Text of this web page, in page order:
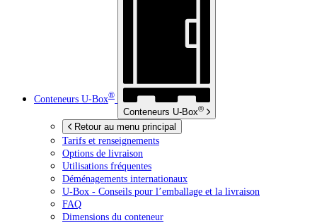
Conteneurs U-Box®
Conteneurs U-Box®
Retour au menu principal
Tarifs et renseignements
Options de livraison
Utilisations fréquentes
Déménagements internationaux
U-Box - Conseils pour l’emballage et la livraison
FAQ
Dimensions du conteneur